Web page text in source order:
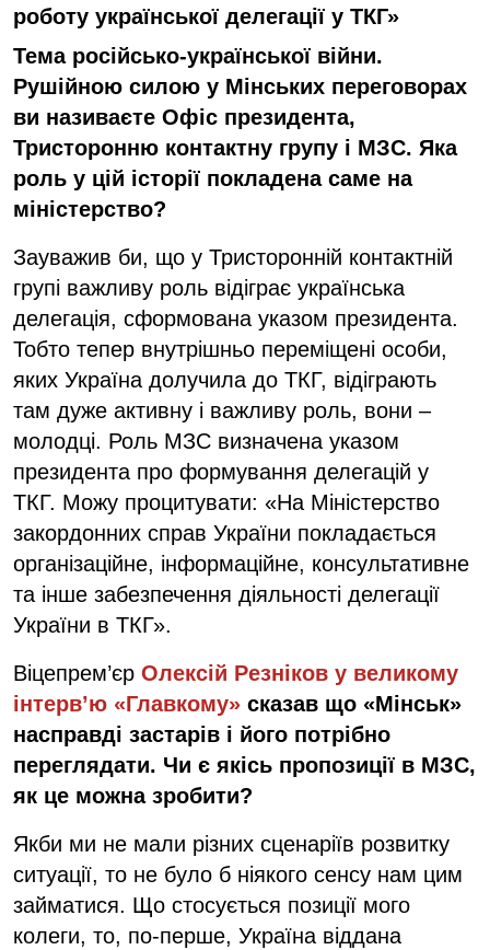
роботу української делегації у ТКГ»
Тема російсько-української війни.
Рушійною силою у Мінських переговорах
ви називаєте Офіс президента,
Тристоронню контактну групу і МЗС. Яка
роль у цій історії покладена саме на
міністерство?
Зауважив би, що у Тристоронній контактній
групі важливу роль відіграє українська
делегація, сформована указом президента.
Тобто тепер внутрішньо переміщені особи,
яких Україна долучила до ТКГ, відіграють
там дуже активну і важливу роль, вони –
молодці. Роль МЗС визначена указом
президента про формування делегацій у
ТКГ. Можу процитувати: «На Міністерство
закордонних справ України покладається
організаційне, інформаційне, консультативне
та інше забезпечення діяльності делегації
України в ТКГ».
Віцепрем’єр Олексій Резніков у великому
інтерв’ю «Главкому» сказав що «Мінськ»
насправді застарів і його потрібно
переглядати. Чи є якісь пропозиції в МЗС,
як це можна зробити?
Якби ми не мали різних сценаріїв розвитку
ситуації, то не було б ніякого сенсу нам цим
займатися. Що стосується позиції мого
колеги, то, по-перше, Україна віддана